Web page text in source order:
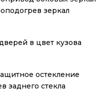
зеркал
в цвет кузова
остекление
заднего стекла